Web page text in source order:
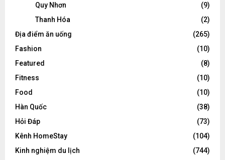
Quy Nhơn
(9)
Thanh Hóa
(2)
Địa điểm ăn uống
(265)
Fashion
(10)
Featured
(8)
Fitness
(10)
Food
(10)
Hàn Quốc
(38)
Hỏi Đáp
(73)
Kênh HomeStay
(104)
Kinh nghiệm du lịch
(744)